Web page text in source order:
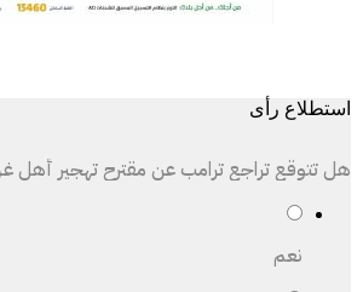
استطلاع رأى
هل تتوقع تراجع ترامب عن مقترح تهجير أهل
نعم